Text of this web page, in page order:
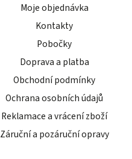
Moje objednávka
Kontakty
Pobočky
Doprava a platba
Obchodní podmínky
Ochrana osobních údajů
Reklamace a vrácení zboží
Záruční a pozáruční opravy